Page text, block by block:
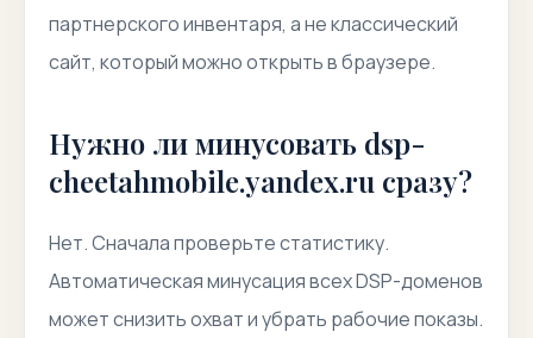
партнерского инвентаря, а не классический
сайт, который можно открыть в браузере.
Нужно ли минусовать dsp-
cheetahmobile.yandex.ru сразу?
Нет. Сначала проверьте статистику.
Автоматическая минусация всех DSP-доменов
может снизить охват и убрать рабочие показы.